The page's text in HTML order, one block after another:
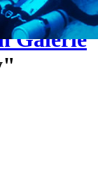
Galerie